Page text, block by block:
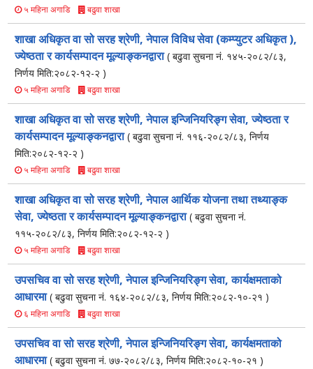
५ महिना अगाडि बढुवा शाखा
शाखा अधिकृत वा सो सरह श्रेणी, नेपाल विविध सेवा (कम्प्युटर अधिकृत ),
ज्येष्ठता र कार्यसम्पादन मूल्याङ्कनद्वारा( बढुवा सुचना नं. १४५-२०८२/८३,
निर्णय मिति:२०८२-१२-२ )
५ महिना अगाडि बढुवा शाखा
शाखा अधिकृत वा सो सरह श्रेणी, नेपाल इन्जिनियरिङ्ग सेवा, ज्येष्ठता र
कार्यसम्पादन मूल्याङ्कनद्वारा( बढुवा सुचना नं. ११६-२०८२/८३, निर्णय
मिति:२०८२-१२-२ )
५ महिना अगाडि बढुवा शाखा
शाखा अधिकृत वा सो सरह श्रेणी, नेपाल आर्थिक योजना तथा तथ्याङ्क
सेवा, ज्येष्ठता र कार्यसम्पादन मूल्याङ्कनद्वारा( बढुवा सुचना नं.
११५-२०८२/८३, निर्णय मिति:२०८२-१२-२ )
५ महिना अगाडि बढुवा शाखा
उपसचिव वा सो सरह श्रेणी, नेपाल इन्जिनियरिङ्ग सेवा, कार्यक्षमताको
आधारमा( बढुवा सुचना नं. १६४-२०८२/८३, निर्णय मिति:२०८२-१०-२१ )
६ महिना अगाडि बढुवा शाखा
उपसचिव वा सो सरह श्रेणी, नेपाल इन्जिनियरिङ्ग सेवा, कार्यक्षमताको
आधारमा( बढुवा सुचना नं. ७७-२०८२/८३, निर्णय मिति:२०८२-१०-२१ )